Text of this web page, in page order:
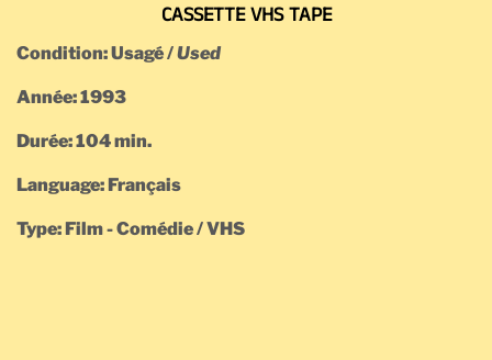
CASSETTE VHS TAPE
Condition: Usagé /Used
Année: 1993
Durée: 104 min.
Language: Français
Type: Film - Comédie / VHS